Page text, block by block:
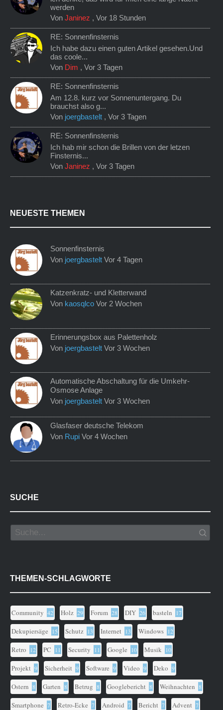
werden
VonJaninez ,Vor 18 Stunden
RE: Sonnenfinsternis
Ich habe dazu einen guten Artikel gesehen.Und
das coole...
Von Dim ,Vor 3 Tagen
RE: Sonnenfinsternis
Am 12.8. kurz vor Sonnenuntergang. Du
brauchst also g...
Von joergbastelt ,Vor 3 Tagen
RE: Sonnenfinsternis
Ich hab mir schon die Brillen von der letzen
Finsternis...
VonJaninez ,Vor 3 Tagen
NEUESTE THEMEN
Sonnenfinsternis
Von joergbastelt Vor 4 Tagen
Katzenkratz- und Kletterwand
Von kaosqlco Vor 2 Wochen
Erinnerungsbox aus Palettenholz
Von joergbastelt Vor 3 Wochen
Automatische Abschaltung für die Umkehr-
Osmose Anlage
Von joergbastelt Vor 3 Wochen
Glasfaser deutsche Telekom
Von Rupi Vor 4 Wochen
SUCHE
THEMEN-SCHLAGWORTE
Community 42 Holz 29 Forum 28 DIY 26 basteln 17
Dekupiersäge 15 Schutz 13 Internet 13 Windows 12
Retro 12 PC 11 Security 11 Google 10 Musik 10
Projekt 9 Sicherheit 9 Software 9 Video 9 Deko 9
Ostern 8 Garten 8 Betrug 8 Googlebericht 8 Weihnachten 8
Smartphone 7 Retro-Ecke 7 Android 7 Bericht 7 Advent 7